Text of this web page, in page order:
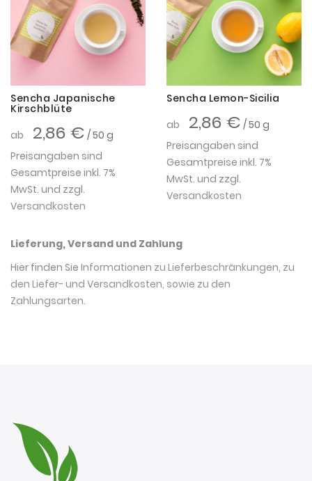
Sencha Japanische
Kirschblüte
ab
2,86 € / 50 g
Preisangaben sind
Gesamtpreise inkl. 7%
MwSt. und zzgl.
Versandkosten
Sencha Lemon-Sicilia
ab
2,86 € / 50 g
Preisangaben sind
Gesamtpreise inkl. 7%
MwSt. und zzgl.
Versandkosten
Lieferung, Versand und Zahlung
Hier finden Sie Informationen zu Lieferbeschränkungen, zu
den Liefer- und Versandkosten, sowie zu den
Zahlungsarten.